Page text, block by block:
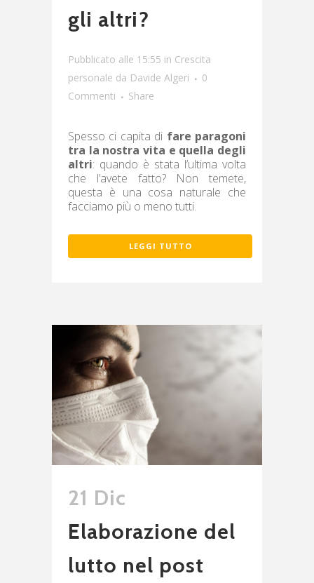
gli altri?
Pubblicato alle 15:55 in Crescita
personale da Davide Algeri
0
Commenti
Share
Spesso ci capita di fare paragoni
tra la nostra vita e quella degli
altri: quando è stata l’ultima volta
che l’avete fatto? Non temete,
questa è una cosa naturale che
facciamo più o meno tutti.
LEGGI TUTTO
21 Dic
Elaborazione del
lutto nel post